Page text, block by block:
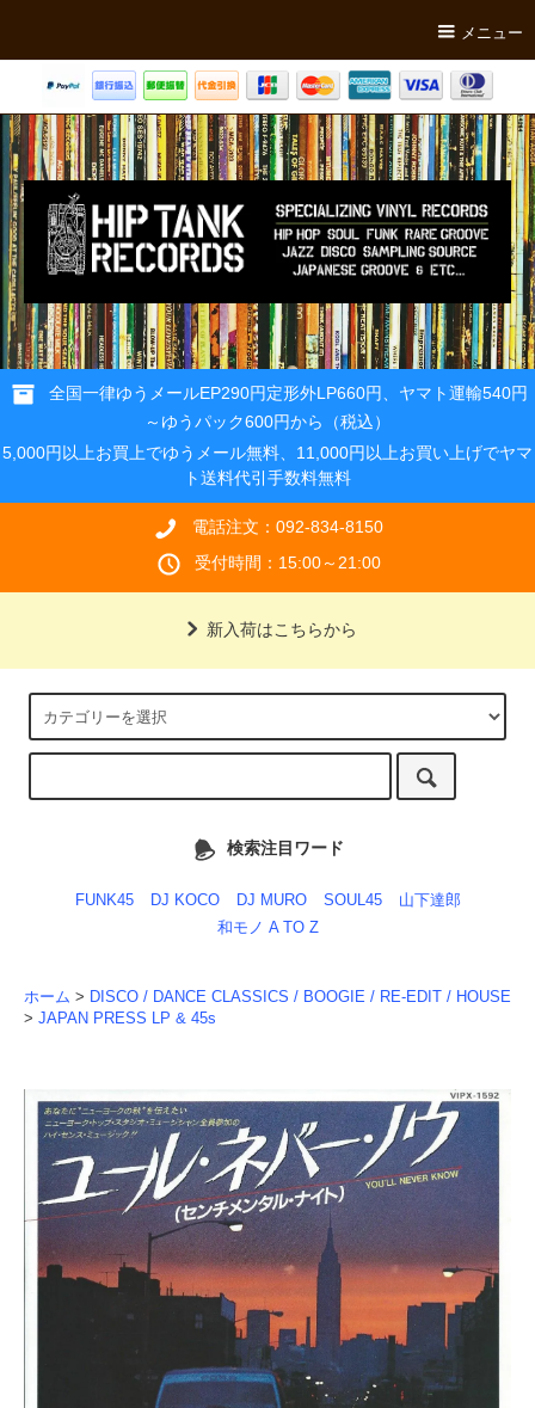
メニュー
全国一律ゆうメールEP290円定形外LP660円、ヤマト運輸540円
～ゆうパック600円から（税込）
5,000円以上お買上でゆうメール無料、11,000円以上お買い上げでヤマ
ト送料代引手数料無料
電話注文：092-834-8150
受付時間：15:00～21:00
新入荷はこちらから
検索注目ワード
FUNK45 DJ KOCO DJ MURO SOUL45
山下達郎
和モノ A TO Z
ホーム > DISCO / DANCE CLASSICS / BOOGIE / RE-EDIT / HOUSE
> JAPAN PRESS LP & 45s